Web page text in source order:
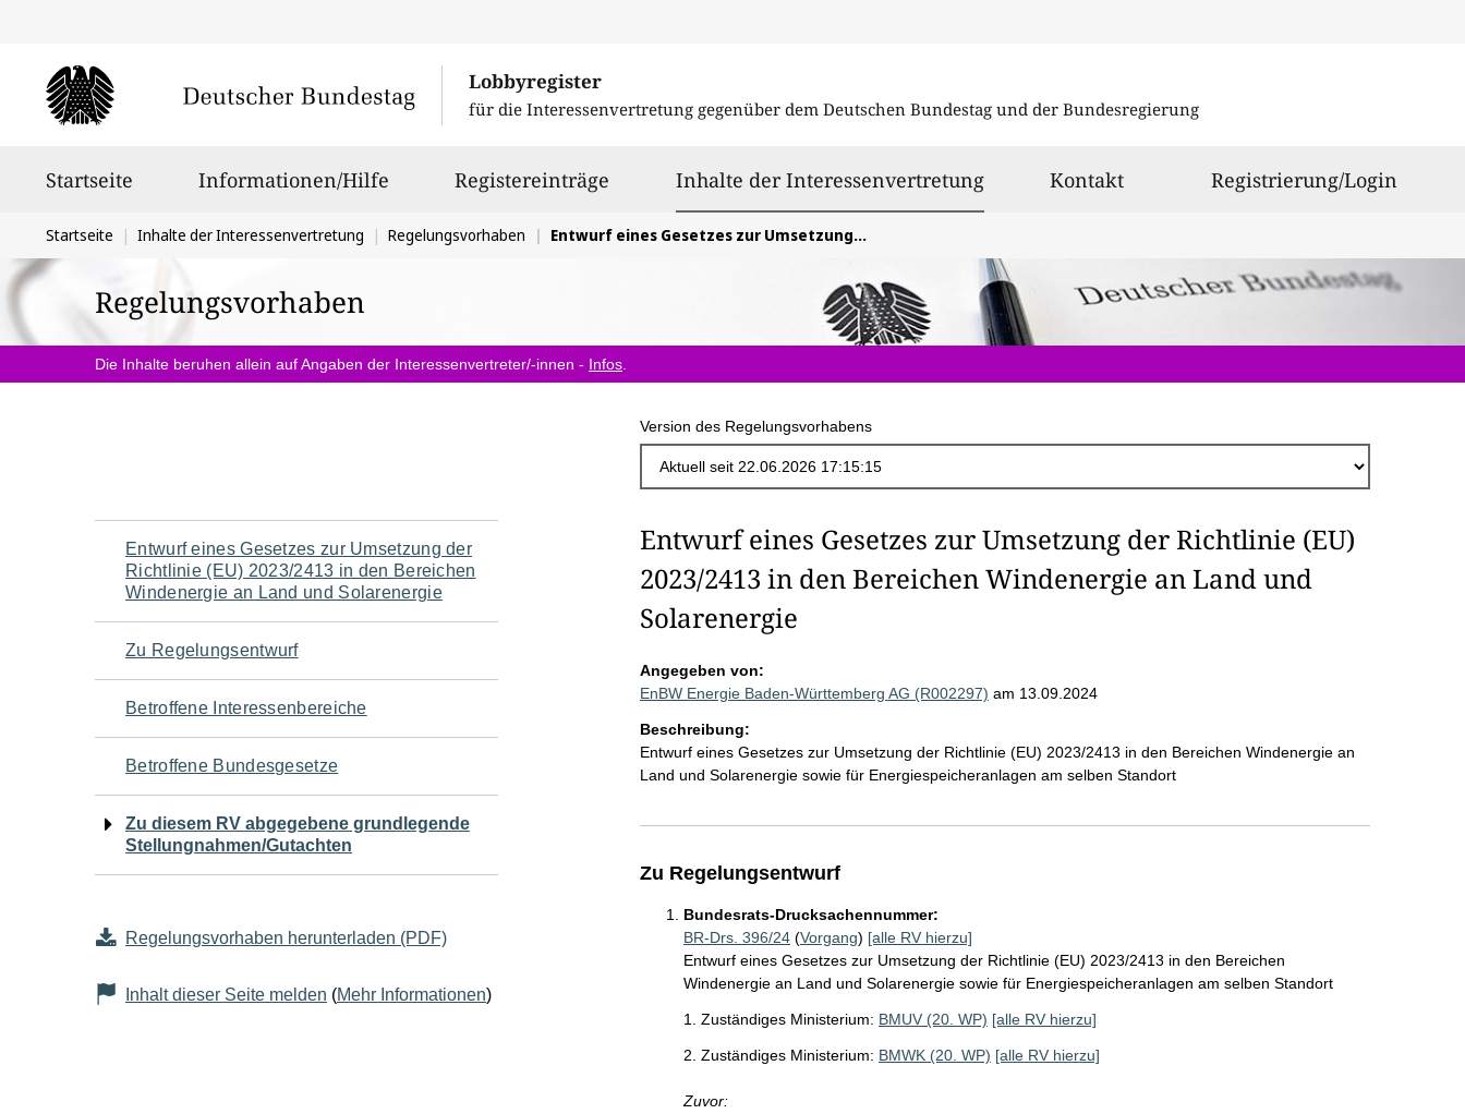
Lobbyregister
für die Interessenvertretung gegenüber dem Deutschen Bundestag und der Bundesregierung
Startseite Informationen/Hilfe Registereinträge Inhalte der Interessenvertretungausgewählt
Kontakt Registrierung/Login
Sie
befinden
sich
hier:
Startseite Inhalte der Interessenvertretung Regelungsvorhaben Entwurf eines Gesetzes zur Umsetzung der Richtlinie (EU) 2023/2413 in den Bereichen Windenergie an Land und Solarenergie
Regelungsvorhaben
Die Inhalte beruhen allein auf Angaben der Interessenvertreter/-innen - Infos
Version des Regelungsvorhabens
Navigation
für
den
Seiteninhalt
Entwurf eines Gesetzes zur Umsetzung der
Richtlinie (EU) 2023/2413 in den Bereichen
Windenergie an Land und Solarenergie
Zu Regelungsentwurf
Betroffene Interessenbereiche
Betroffene Bundesgesetze
Zu diesem RV abgegebene grundlegende
Stellungnahmen/Gutachten
Regelungsvorhaben herunterladen (PDF)
Inhalt dieser Seite melden (Mehr Informationen)
Entwurf eines Gesetzes zur Umsetzung der Richtlinie (EU)
2023/2413 in den Bereichen Windenergie an Land und
Solarenergie
Angegeben von:
EnBW Energie Baden-Württemberg AG (R002297) am 13.09.2024
Beschreibung:
Entwurf eines Gesetzes zur Umsetzung der Richtlinie (EU) 2023/2413 in den Bereichen Windenergie an
Land und Solarenergie sowie für Energiespeicheranlagen am selben Standort
Zu Regelungsentwurf
Bundesrats-Drucksachennummer:
BR-Drs. 396/24(Vorgang) [alle RV hierzu]
Entwurf eines Gesetzes zur Umsetzung der Richtlinie (EU) 2023/2413 in den Bereichen
Windenergie an Land und Solarenergie sowie für Energiespeicheranlagen am selben Standort
1. Zuständiges Ministerium: BMUV (20. WP) [alle RV hierzu]
2. Zuständiges Ministerium: BMWK (20. WP) [alle RV hierzu]
Zuvor: